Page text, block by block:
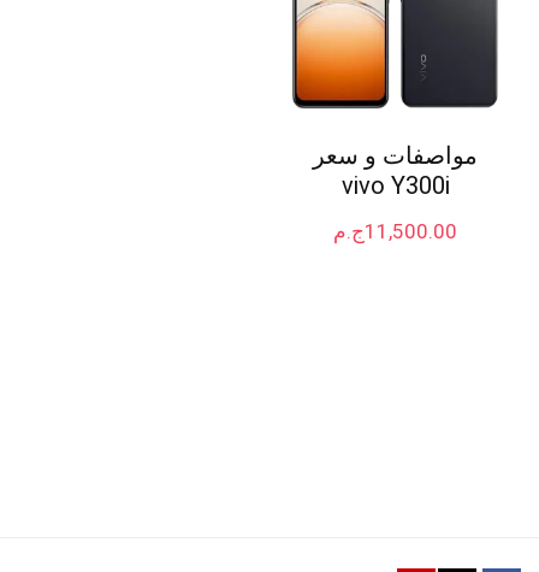
مواصفات و سعر
vivo Y300i
ج.م11,500.00